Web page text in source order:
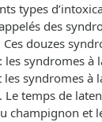
types
des
douzes
les syndromes à
syndromes à
Le temps de
champignon et